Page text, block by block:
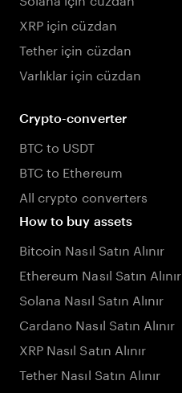
XRP için cüzdan
Tether için cüzdan
Varlıklar için cüzdan
Crypto-converter
BTC to USDT
BTC to Ethereum
All crypto converters
How to buy assets
Bitcoin Nasıl Satın Alınır
Ethereum Nasıl Satın Alınır
Solana Nasıl Satın Alınır
Cardano Nasıl Satın Alınır
XRP Nasıl Satın Alınır
Tether Nasıl Satın Alınır